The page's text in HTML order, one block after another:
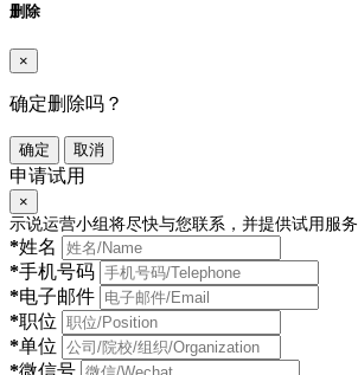
删除
×
确定删除吗？
确定 取消
申请试用
×
示说运营小组将尽快与您联系，并提供试用服务
*姓名
*手机号码
*电子邮件
*职位
*单位